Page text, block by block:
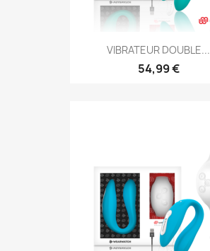
VIBRATEUR DOUBLE...
54,99 €